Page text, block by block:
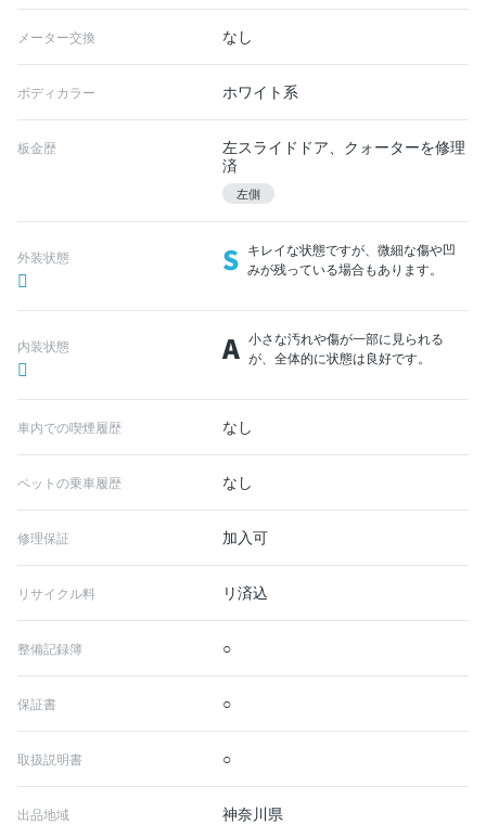
メーター交換 なし
ボディカラー ホワイト系
板金歴
左スライドドア、クォーターを修理
済
左側
外装状態 S キレイな状態ですが、微細な傷や凹
みが残っている場合もあります。
内装状態 A 小さな汚れや傷が一部に見られる
が、全体的に状態は良好です。
車内での喫煙履歴 なし
ペットの乗車履歴 なし
修理保証 加入可
リサイクル料 リ済込
整備記録簿 ○
保証書 ○
取扱説明書 ○
出品地域 神奈川県